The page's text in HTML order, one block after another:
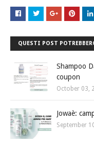
QUESTI POST
Shampoo
coupon
October 03,
Jowaè:
September